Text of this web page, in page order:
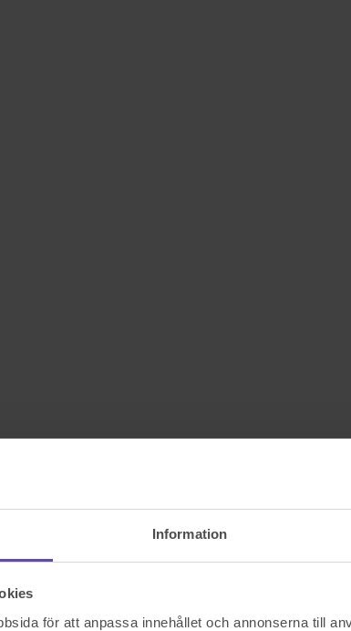
Information
för att anpassa innehållet och annonserna till